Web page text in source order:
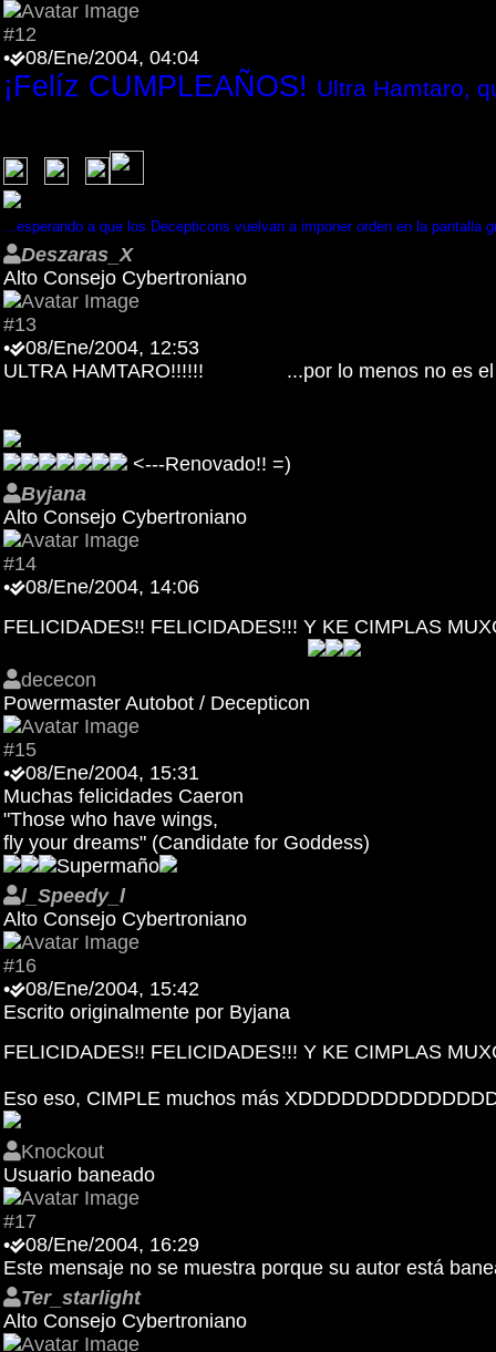
#12
•
08/Ene/2004, 04:04
¡Felíz CUMPLEAÑOS! Ultra Hamtaro,
...esperando a que los Decepticons vuelvan a imponer orden en la pantalla
Deszaras_X
Alto Consejo Cybertroniano
#13
•
08/Ene/2004, 12:53
ULTRA HAMTARO!!!!!!
...por lo menos no es
<---Renovado!! =)
Byjana
Alto Consejo Cybertroniano
#14
•
08/Ene/2004, 14:06
FELICIDADES!! FELICIDADES!!! Y KE CIMPLAS
dececon
Powermaster Autobot / Decepticon
#15
•
08/Ene/2004, 15:31
Muchas felicidades Caeron
"Those who have wings,
fly your dreams" (Candidate for Goddess)
Supermaño
l_Speedy_l
Alto Consejo Cybertroniano
#16
•
08/Ene/2004, 15:42
Escrito originalmente por Byjana
FELICIDADES!! FELICIDADES!!! Y KE CIMPLAS
Eso eso, CIMPLE muchos más
Knockout
Usuario baneado
#17
•
08/Ene/2004, 16:29
Este mensaje no se muestra porque su autor está
Ter_starlight
Alto Consejo Cybertroniano